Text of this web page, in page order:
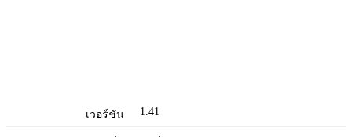
เวอร์ชัน 1.41